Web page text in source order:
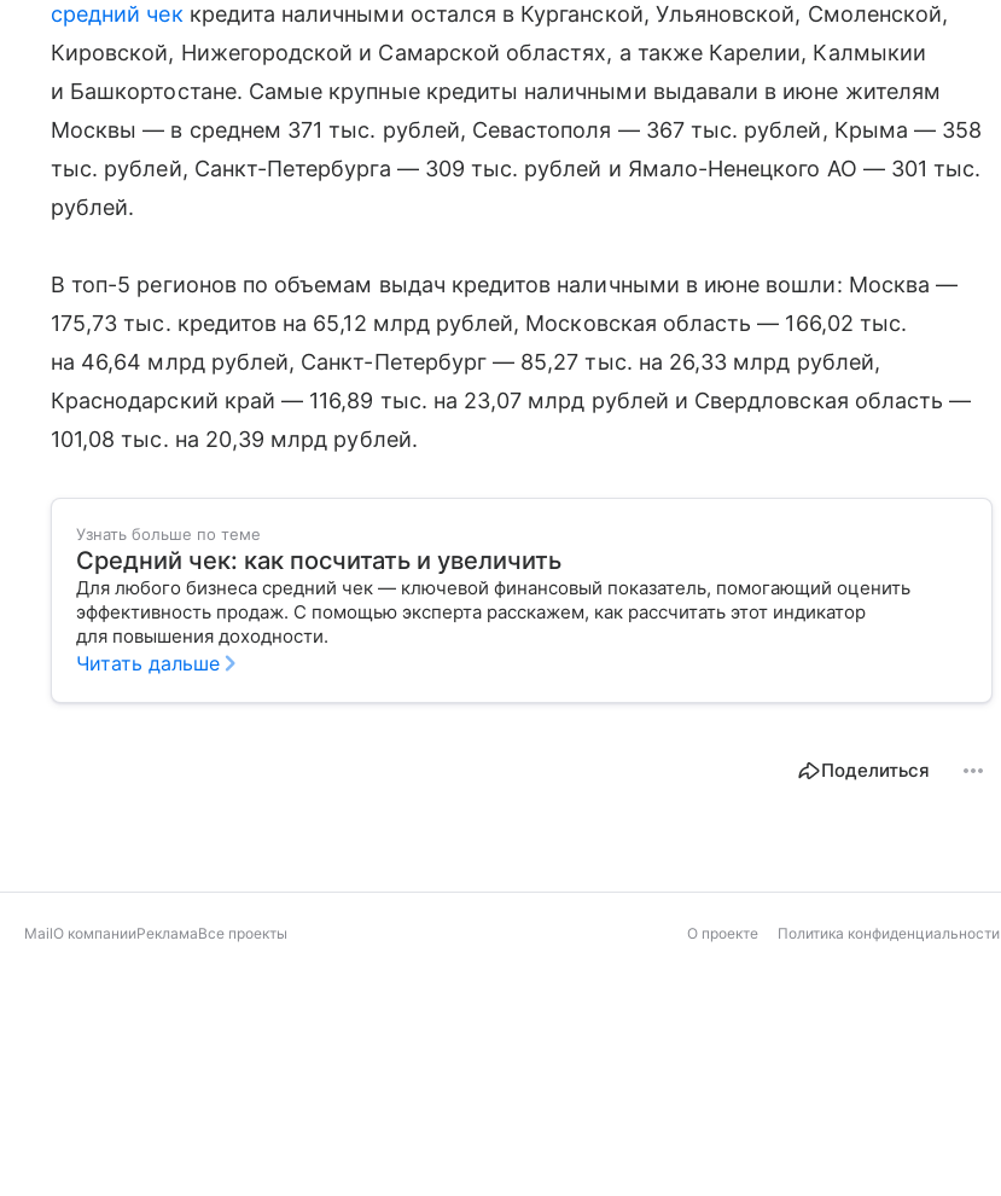
средний чек кредита наличными остался в Курганской, Ульяновской, Смоленской,
Кировской, Нижегородской и Самарской областях, а также Карелии, Калмыкии
и Башкортостане. Самые крупные кредиты наличными выдавали в июне жителям
Москвы — в среднем 371 тыс. рублей, Севастополя — 367 тыс. рублей, Крыма — 358
тыс. рублей, Санкт-Петербурга — 309 тыс. рублей и Ямало-Ненецкого АО — 301 тыс.
рублей.
В топ-5 регионов по объемам выдач кредитов наличными в июне вошли: Москва —
175,73 тыс. кредитов на 65,12 млрд рублей, Московская область — 166,02 тыс.
на 46,64 млрд рублей, Санкт-Петербург — 85,27 тыс. на 26,33 млрд рублей,
Краснодарский край — 116,89 тыс. на 23,07 млрд рублей и Свердловская область —
101,08 тыс. на 20,39 млрд рублей.
Узнать больше по теме
Средний чек: как посчитать и увеличить
Для любого бизнеса средний чек — ключевой финансовый показатель, помогающий оценить
эффективность продаж. С помощью эксперта расскажем, как рассчитать этот индикатор
для повышения доходности.
Читать дальше
Поделиться
MailО компанииРекламаВсе проекты О проекте Политика конфиденциальности